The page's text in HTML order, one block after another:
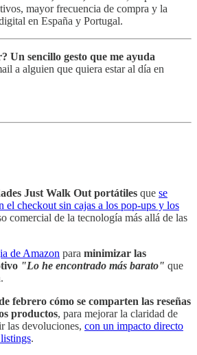
mayor frecuencia de compra y la
en España y Portugal.
Un sencillo gesto que me ayuda
a alguien que quiera estar al día en
Just Walk Out portátiles que se
el checkout sin cajas a los pop-ups y los
comercial de la tecnología más allá de las
de Amazon para minimizar las
"Lo he encontrado más barato" que
febrero cómo se comparten las reseñas
productos, para mejorar la claridad de
las devoluciones, con un impacto directo
.